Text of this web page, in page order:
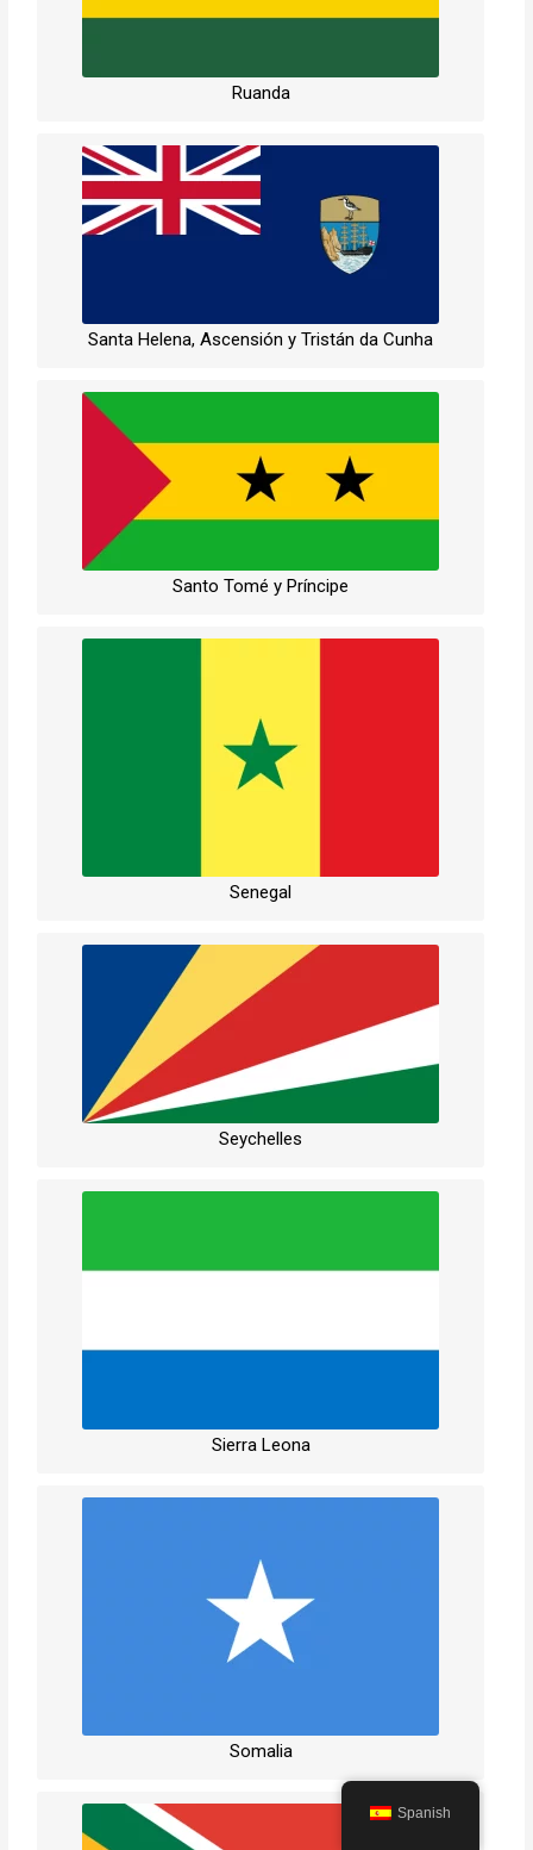
Ruanda
Santa Helena, Ascensión y Tristán da Cunha
Santo Tomé y Príncipe
Senegal
Seychelles
Sierra Leona
Somalia
Spanish